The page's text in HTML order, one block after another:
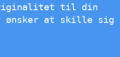
til din
ønsker at skille sig